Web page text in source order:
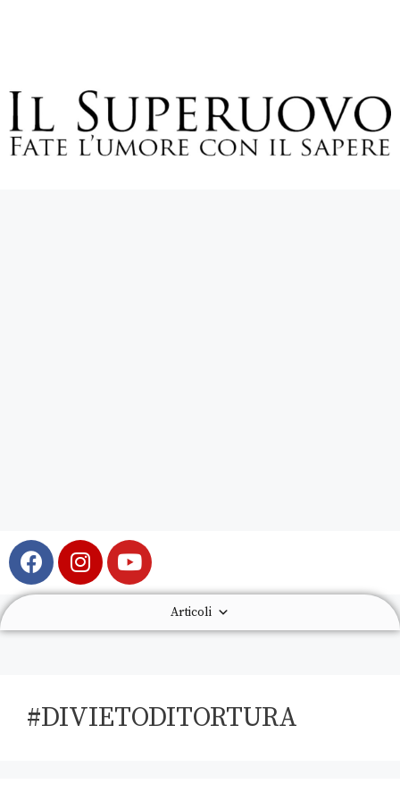
Articoli
#DIVIETODITORTURA